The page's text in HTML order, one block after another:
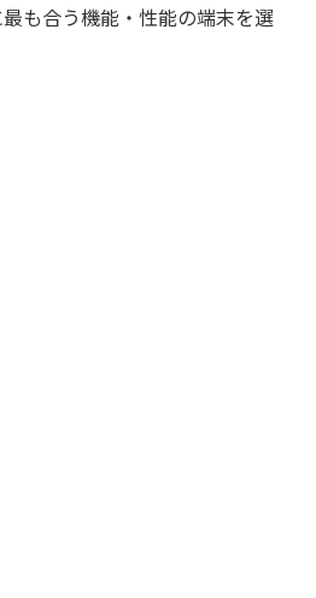
も合う機能・性能の端末を選